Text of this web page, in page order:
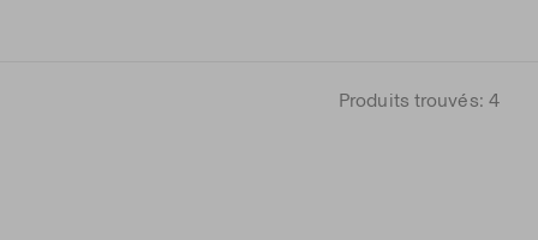
Produits trouvés: 4